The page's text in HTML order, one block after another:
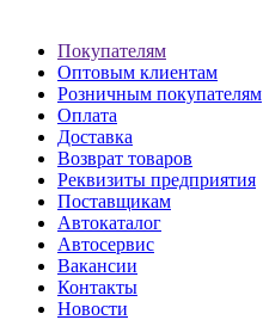
Покупателям
Оптовым клиентам
Розничным покупателям
Оплата
Доставка
Возврат товаров
Реквизиты предприятия
Поставщикам
Автокаталог
Автосервис
Вакансии
Контакты
Новости